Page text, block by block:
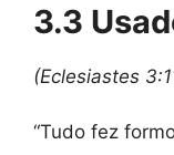
3.3
(Eclesiastes
“Tudo fez